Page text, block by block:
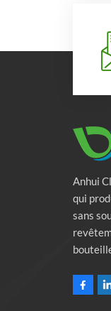
Anhui
qui
sans
des